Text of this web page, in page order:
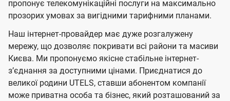
ї
U
t
e
l
s
а
ч
е
н
н
я
а
ч
е
н
н
я
пропонує телекомунікаційні послуги на максимально
прозорих умовах за вигідними тарифними планами.
Наш інтернет-провайдер має дуже розгалужену
мережу, що дозволяє покривати всі райони та масиви
Києва. Ми пропонуємо якісне стабільне інтернет-
зʼєднання за доступними цінами. Приєднатися до
великої родини UTELS, ставши абонентом компанії
може приватна особа та бізнес, який розташований за